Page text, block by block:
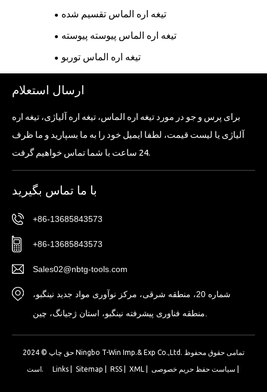
تیغه اره الماس تقسیم شده
تیغه اره الماس پیوسته پیوسته
تیغه اره الماس توربو
ارسال استعلام
برای پرس و جو در مورد تیغه اره الماس، تیغه اره آلیاژی، تیغه اره
آلیاژی یا لیست قیمت، لطفا ایمیل خود را به ما بسپارید و ما ظرف
24 ساعت با شما تماس خواهیم گرفت.
با ما تماس بگیرید
+86-13685843573
+86-13685843573
Sales02@nbtg-tools.com
شماره 20، منطقه شرقی، مرکز نوآوری مواد جدید نینگبو،
حق چاپ © 2024 Ningbo T-Win Imp.& Exp Co.,Ltd. تمامی حقوق محفوظ
است. Links| Sitemap RSS| XML سیاست حفظ حریم خصوصی